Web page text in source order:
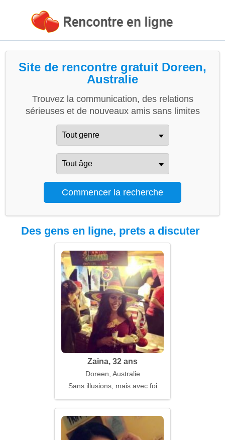
Site de rencontre gratuit Doreen,
Australie
Trouvez la communication, des relations
sérieuses et de nouveaux amis sans limites
Des gens en ligne, prets a discuter
Zaina, 32 ans
Doreen, Australie
Sans illusions, mais avec foi